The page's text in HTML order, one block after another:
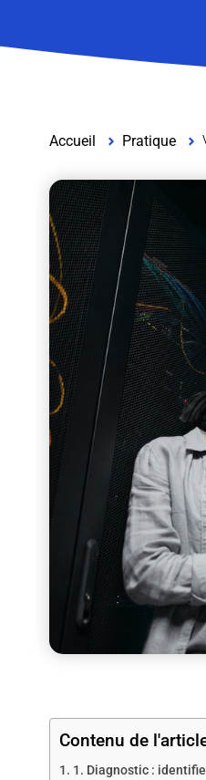
Accueil Pratique
Contenu de
1. Diagnostic :